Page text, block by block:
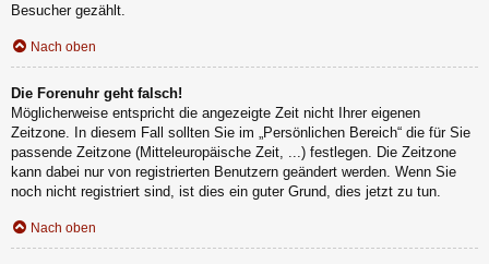
Besucher gezählt.
Nach oben
Die Forenuhr geht falsch!
Möglicherweise entspricht die angezeigte Zeit nicht Ihrer eigenen
Zeitzone. In diesem Fall sollten Sie im „Persönlichen Bereich“ die für Sie
passende Zeitzone (Mitteleuropäische Zeit, ...) festlegen. Die Zeitzone
kann dabei nur von registrierten Benutzern geändert werden. Wenn Sie
noch nicht registriert sind, ist dies ein guter Grund, dies jetzt zu tun.
Nach oben